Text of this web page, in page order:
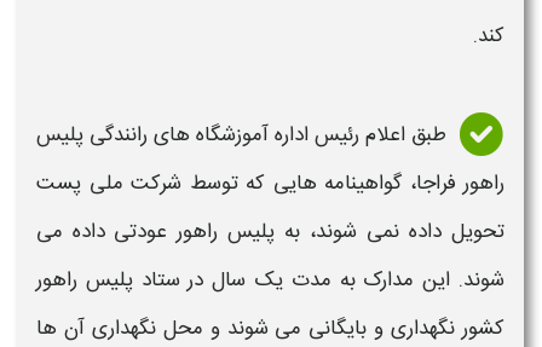
کند.
طبق اعلام رئیس اداره آموزشگاه های رانندگی پلیس
راهور فراجا، گواهینامه هایی که توسط شرکت ملی پست
تحویل داده نمی شوند، به پلیس راهور عودتی داده می
شوند. این مدارک به مدت یک سال در ستاد پلیس راهور
کشور نگهداری و بایگانی می شوند و محل نگهداری آن ها